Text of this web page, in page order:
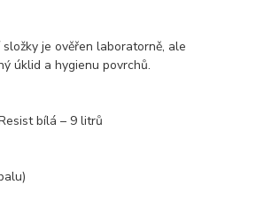
je ověřen laboratorně, ale
úklid a hygienu povrchů.
bílá – 9 litrů